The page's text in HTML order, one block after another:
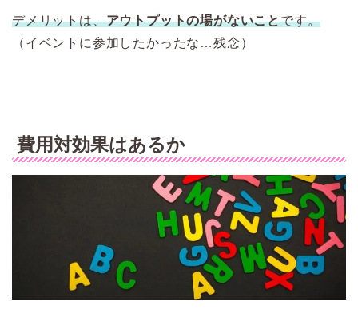
デメリットは、アウトプットの場がないことです。
（イベントに参加したかったな…残念）
費用対効果はあるか